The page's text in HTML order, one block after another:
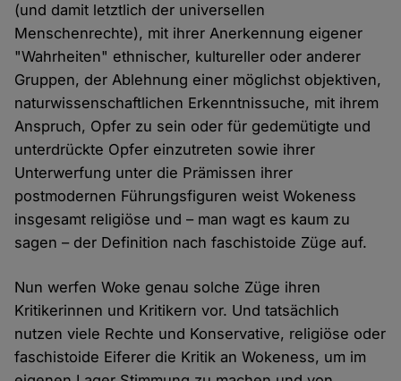
(und damit letztlich der universellen
Menschenrechte), mit ihrer Anerkennung eigener
"Wahrheiten" ethnischer, kultureller oder anderer
Gruppen, der Ablehnung einer möglichst objektiven,
naturwissenschaftlichen Erkenntnissuche, mit ihrem
Anspruch, Opfer zu sein oder für gedemütigte und
unterdrückte Opfer einzutreten sowie ihrer
Unterwerfung unter die Prämissen ihrer
postmodernen Führungsfiguren weist Wokeness
insgesamt religiöse und – man wagt es kaum zu
sagen – der Definition nach faschistoide Züge auf.
Nun werfen Woke genau solche Züge ihren
Kritikerinnen und Kritikern vor. Und tatsächlich
nutzen viele Rechte und Konservative, religiöse oder
faschistoide Eiferer die Kritik an Wokeness, um im